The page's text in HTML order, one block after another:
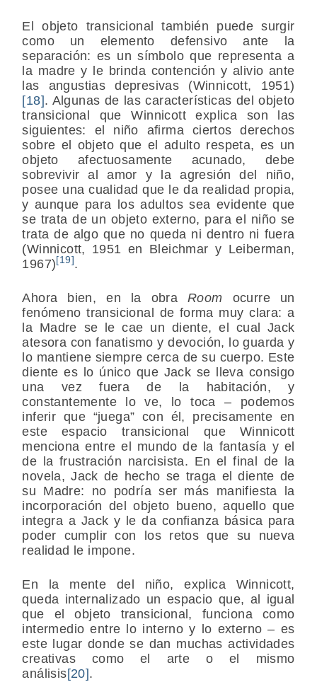
El objeto transicional también puede surgir
como un elemento defensivo ante la
separación: es un símbolo que representa a
la madre y le brinda contención y alivio ante
las angustias depresivas (Winnicott, 1951)
[18]. Algunas de las características del objeto
transicional que Winnicott explica son las
siguientes: el niño afirma ciertos derechos
sobre el objeto que el adulto respeta, es un
objeto afectuosamente acunado, debe
sobrevivir al amor y la agresión del niño,
posee una cualidad que le da realidad propia,
y aunque para los adultos sea evidente que
se trata de un objeto externo, para el niño se
trata de algo que no queda ni dentro ni fuera
(Winnicott, 1951 en Bleichmar y Leiberman,
1967) [19] .
Ahora bien, en la obraRoom ocurre un
fenómeno transicional de forma muy clara: a
la Madre se le cae un diente, el cual Jack
atesora con fanatismo y devoción, lo guarda y
lo mantiene siempre cerca de su cuerpo. Este
diente es lo único que Jack se lleva consigo
una vez fuera de la habitación, y
constantemente lo ve, lo toca – podemos
inferir que “juega” con él, precisamente en
este espacio transicional que Winnicott
menciona entre el mundo de la fantasía y el
de la frustración narcisista. En el final de la
novela, Jack de hecho se traga el diente de
su Madre: no podría ser más manifiesta la
incorporación del objeto bueno, aquello que
integra a Jack y le da confianza básica para
poder cumplir con los retos que su nueva
realidad le impone.
En la mente del niño, explica Winnicott,
queda internalizado un espacio que, al igual
que el objeto transicional, funciona como
intermedio entre lo interno y lo externo – es
este lugar donde se dan muchas actividades
creativas como el arte o el mismo
análisis[20].